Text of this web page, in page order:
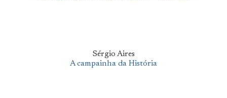
Sérgio Aires
A campainha da História